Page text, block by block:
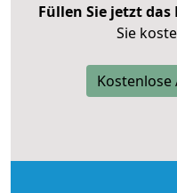
Füllen Sie jetzt
Sie